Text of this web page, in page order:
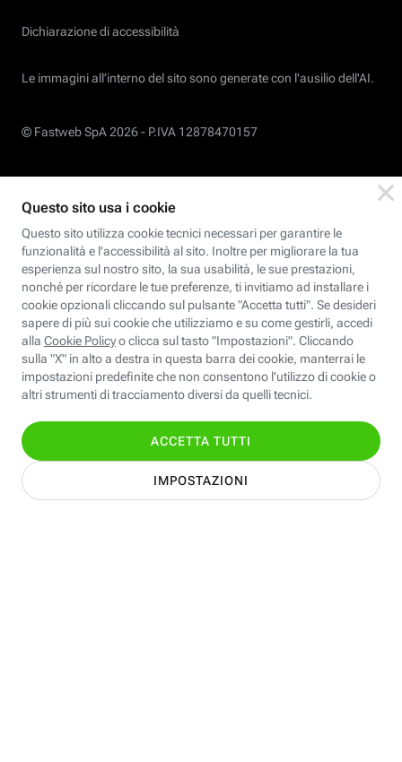
Dichiarazione di accessibilità
Le immagini all’interno del sito sono generate con l'ausilio dell'AI.
© Fastweb SpA 2026 - P.IVA 12878470157